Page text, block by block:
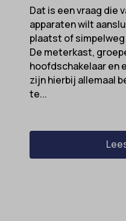
Dat is een vraag die
apparaten wilt
plaatst of
De meterkast,
hoofdschakelaar en
zijn hierbij allemaal
te...